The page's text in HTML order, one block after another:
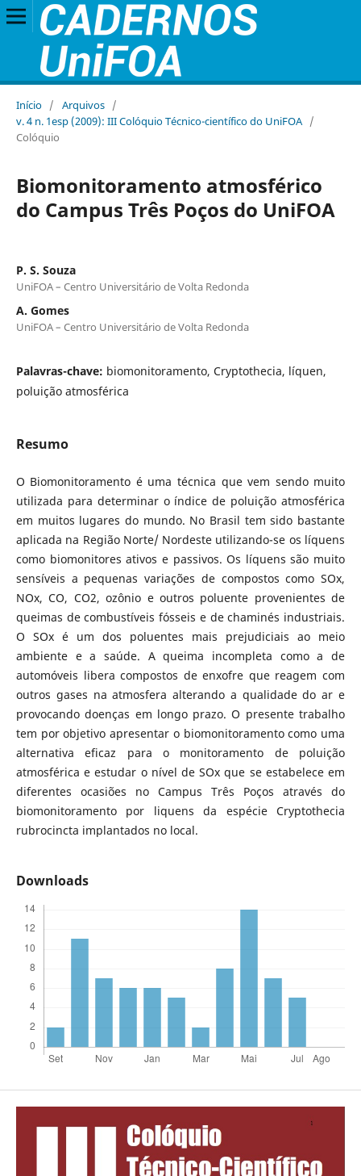
Início / Arquivos /
v. 4 n. 1esp (2009): III Colóquio Técnico-científico do UniFOA /
Colóquio
Biomonitoramento atmosférico
do Campus Três Poços do UniFOA
P. S. Souza
UniFOA – Centro Universitário de Volta Redonda
A. Gomes
UniFOA – Centro Universitário de Volta Redonda
Palavras-chave: biomonitoramento, Cryptothecia, líquen,
poluição atmosférica
Resumo
O Biomonitoramento é uma técnica que vem sendo muito
utilizada para determinar o índice de poluição atmosférica
em muitos lugares do mundo. No Brasil tem sido bastante
aplicada na Região Norte/ Nordeste utilizando-se os líquens
como biomonitores ativos e passivos. Os líquens são muito
sensíveis a pequenas variações de compostos como SOx,
NOx, CO, CO2, ozônio e outros poluente provenientes de
queimas de combustíveis fósseis e de chaminés industriais.
O SOx é um dos poluentes mais prejudiciais ao meio
ambiente e a saúde. A queima incompleta como a de
automóveis libera compostos de enxofre que reagem com
outros gases na atmosfera alterando a qualidade do ar e
provocando doenças em longo prazo. O presente trabalho
tem por objetivo apresentar o biomonitoramento como uma
alternativa eficaz para o monitoramento de poluição
atmosférica e estudar o nível de SOx que se estabelece em
diferentes ocasiões no Campus Três Poços através do
biomonitoramento por liquens da espécie Cryptothecia
rubrocincta implantados no local.
Downloads